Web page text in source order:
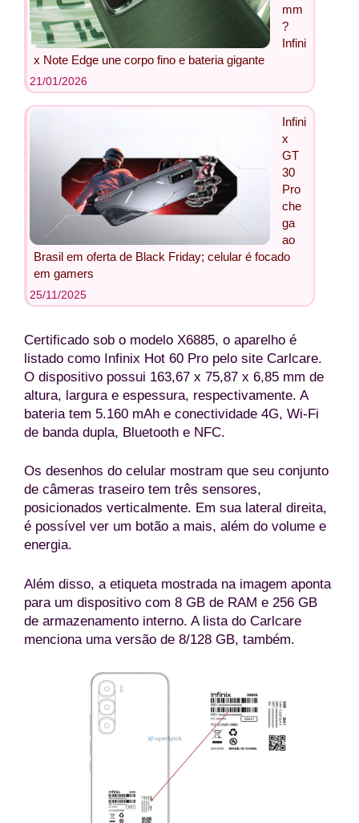
mm
?
Infini
x Note Edge une corpo fino e bateria gigante
21/01/2026
Infini
x
GT
30
Pro
che
ga
ao
Brasil em oferta de Black Friday; celular é focado
em gamers
25/11/2025
Certificado sob o modelo X6885, o aparelho é
listado como Infinix Hot 60 Pro pelo site Carlcare.
O dispositivo possui 163,67 x 75,87 x 6,85 mm de
altura, largura e espessura, respectivamente. A
bateria tem 5.160 mAh e conectividade 4G, Wi-Fi
de banda dupla, Bluetooth e NFC.
Os desenhos do celular mostram que seu conjunto
de câmeras traseiro tem três sensores,
posicionados verticalmente. Em sua lateral direita,
é possível ver um botão a mais, além do volume e
energia.
Além disso, a etiqueta mostrada na imagem aponta
para um dispositivo com 8 GB de RAM e 256 GB
de armazenamento interno. A lista do Carlcare
menciona uma versão de 8/128 GB, também.